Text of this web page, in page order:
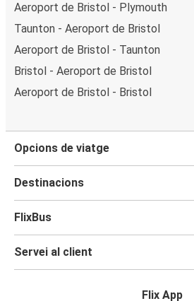
Aeroport de Bristol - Plymouth
Taunton - Aeroport de Bristol
Aeroport de Bristol - Taunton
Bristol - Aeroport de Bristol
Aeroport de Bristol - Bristol
Opcions de viatge
Destinacions
FlixBus
Servei al client
Flix App